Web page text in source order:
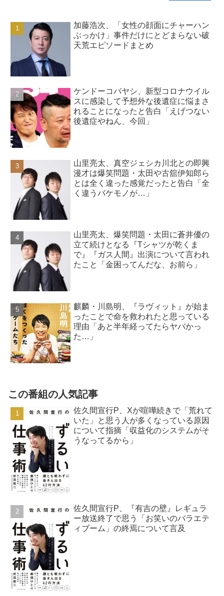
加藤浩次、「女性の顔面にチャーハン
ぶっかけ」事件だけにとどまらない破
天荒エピソードまとめ
ケンドーコバヤシ、新型コロナウイル
スに感染して予想外な後遺症に悩まさ
れることになったと告白「えげつない
後遺症やねん、今回」
山里亮太、真空ジェシカ川北との即興
漫才は爆笑問題・太田や古舘伊知郎ら
とは全く違った感覚だったと告白「全
く違うバケモノが…」
山里亮太、爆笑問題・太田に蒼井優の
立て続けとなる『Tシャツが乾くま
で』『ガス人間』出演について言われ
たこと「金困ってんだな、お前ら」
麒麟・川島明、『ラヴィット』が始ま
ったことで命を救われたと思っている
理由「あと半年経ってたらヤバかっ
た…」
この番組の人気記事
佐久間宣行P、Xが喧嘩続きで「荒れて
いた」と思う人が多くなっている原因
について指摘「収益化のシステムがそ
うなってるから」
佐久間宣行P、『有吉の壁』レギュラ
ー放送終了で思う「お笑いのバラエテ
ィブーム」の終焉について言及